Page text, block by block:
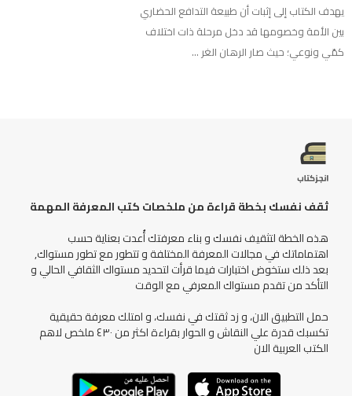
يهدف الكتاب إلى إثبات أن طبيعة التدافع الحضاري
بين الأمة وخصومها قد دخل مرحلة ذات اختلاف
كمّي ونوعي؛ حيث صار الرهان الغر ...
ثقف نفسك بخطة قراءة من ملخصات كتب المعرفة المهمة
هذه الخطة لتثقيف نفسك و بناء معرفتك أُعدت بعناية حسب
اهتماماتك في مجالات المعرفة المختلفة و تتطور مع تطور مستواك,
بعد ذلك ستخوض اختبارات فيما قرأت لتحديد مستواك الثقافي الحالي و
التأكد من تقدم مستواك المعرفي مع الوقت
حمل التطبيق الان، و زد ثقتك في نفسك، و امتلك معرفة حقيقية
تكسبك قدرة علي النقاش و الحوار بقراءة اكثر من ٤٣٠ ملخص لاهم
الكتب العربية الان